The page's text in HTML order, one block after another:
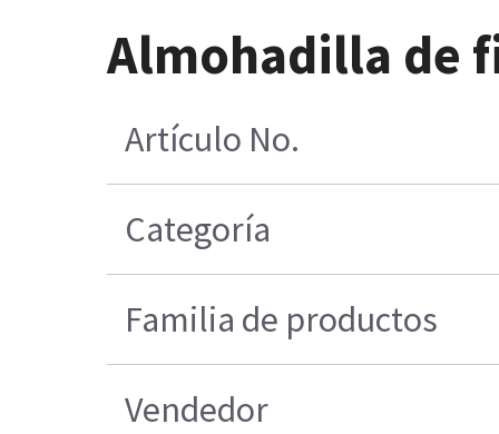
Almohadilla de
Artículo No.
Categoría
Familia de productos
Vendedor